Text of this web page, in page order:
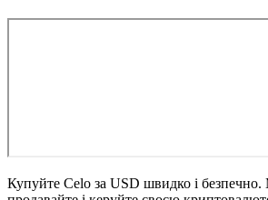
Купуйте Celo за USD швидко і